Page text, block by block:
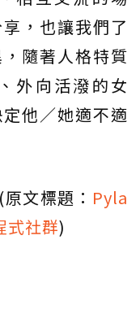
，也讓我們了
隨著人格特質
外向活潑的女
他／她適不適
(原文標題： Pyla
式社群)